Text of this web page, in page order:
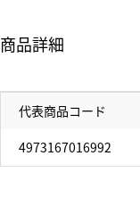
商品詳細
代表商品コード
4973167016992